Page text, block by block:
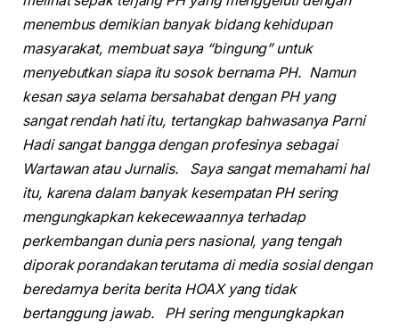
menembus demikian banyak bidang kehidupan
masyarakat, membuat saya “bingung” untuk
menyebutkan siapa itu sosok bernama PH. Namun
kesan saya selama bersahabat dengan PH yang
sangat rendah hati itu, tertangkap bahwasanya Parni
Hadi sangat bangga dengan profesinya sebagai
Wartawan atau Jurnalis. Saya sangat memahami hal
itu, karena dalam banyak kesempatan PH sering
mengungkapkan kekecewaannya terhadap
perkembangan dunia pers nasional, yang tengah
diporak porandakan terutama di media sosial dengan
beredarnya berita berita HOAX yang tidak
bertanggung jawab. PH sering mengungkapkan